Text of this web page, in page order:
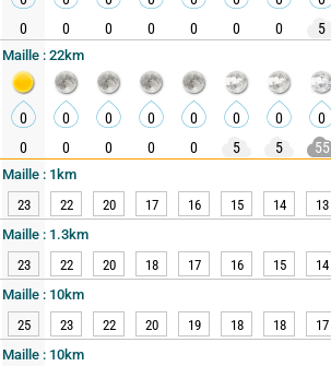
0
0 0 0 0 0 0 5
Maille : 22km
0 0 0 0 0 0 0 0
0
0 0 0 0 5 5 55
Maille : 1km
23
22 20 17 16 15 14 13
Maille : 1.3km
23
22 20 18 17 16 15 14
Maille : 10km
25
23 22 20 19 18 18 17
Maille : 10km